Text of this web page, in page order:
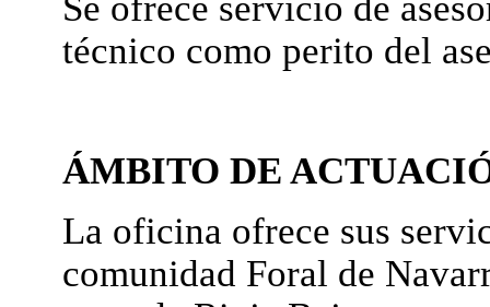
técnico como perito del
ÁMBITO DE
La oficina ofrece sus
comunidad Foral de